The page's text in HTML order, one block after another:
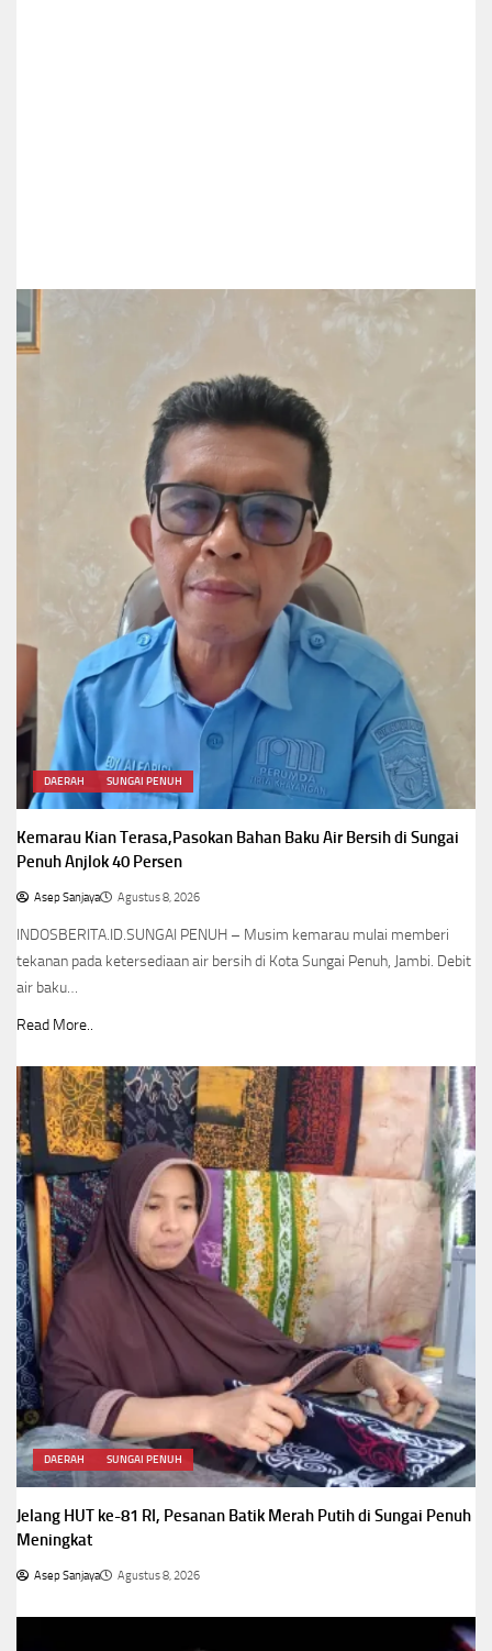
DAERAH SUNGAI PENUH
Kemarau Kian Terasa,Pasokan Bahan Baku Air Bersih di Sungai
Penuh Anjlok 40 Persen
Asep Sanjaya Agustus 8, 2026
INDOSBERITA.ID.SUNGAI PENUH – Musim kemarau mulai memberi
tekanan pada ketersediaan air bersih di Kota Sungai Penuh, Jambi. Debit
air baku…
Read More..
DAERAH SUNGAI PENUH
Jelang HUT ke-81 RI, Pesanan Batik Merah Putih di Sungai Penuh
Meningkat
Asep Sanjaya Agustus 8, 2026